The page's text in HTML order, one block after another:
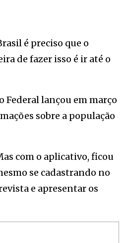
é preciso que o
de fazer isso é ir até o
lançou em março
sobre a população
com o aplicativo, ficou
se cadastrando no
e apresentar os